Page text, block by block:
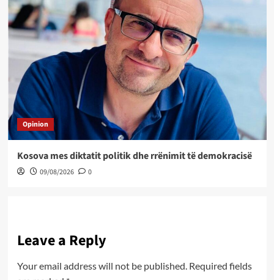
Opinion
Kosova mes diktatit politik dhe rrënimit të demokracisë
09/08/2026 0
Leave a Reply
Your email address will not be published. Required fields